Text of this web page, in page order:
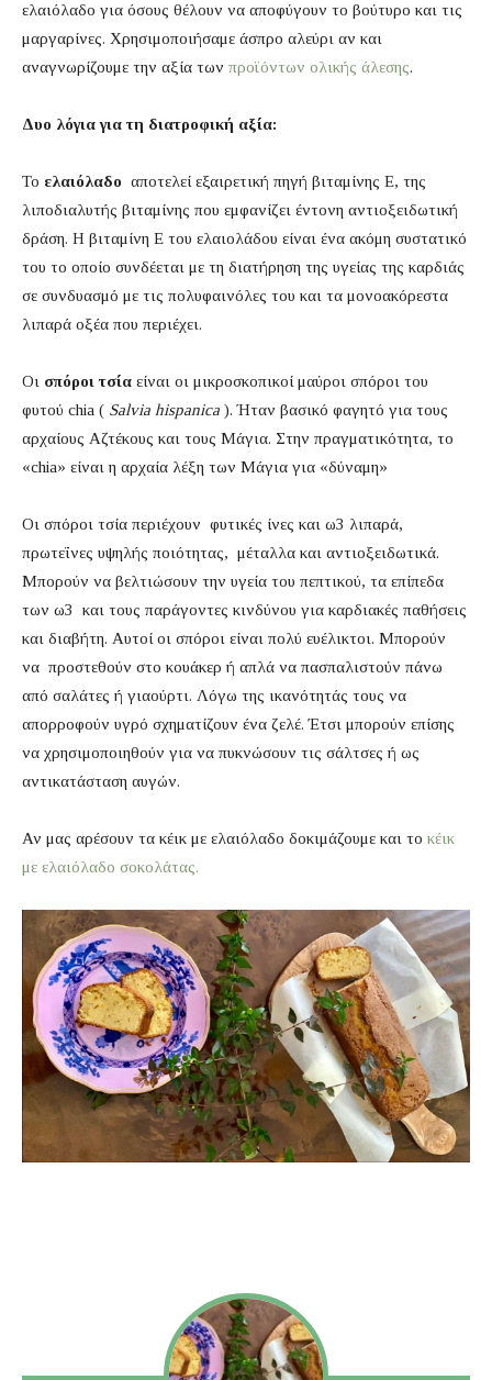
ελαιόλαδο για όσους θέλουν να αποφύγουν το βούτυρο και τις
μαργαρίνες. Χρησιμοποιήσαμε άσπρο αλεύρι αν και
αναγνωρίζουμε την αξία των προϊόντων ολικής άλεσης.
Δυο λόγια για τη διατροφική αξία:
Το ελαιόλαδο αποτελεί εξαιρετική πηγή βιταμίνης Ε, της
λιποδιαλυτής βιταμίνης που εμφανίζει έντονη αντιοξειδωτική
δράση. Η βιταμίνη Ε του ελαιολάδου είναι ένα ακόμη συστατικό
του το οποίο συνδέεται με τη διατήρηση της υγείας της καρδιάς
σε συνδυασμό με τις πολυφαινόλες του και τα μονοακόρεστα
λιπαρά οξέα που περιέχει.
Οι σπόροι τσία είναι οι μικροσκοπικοί μαύροι σπόροι του
φυτού chia ( Salvia hispanica ). Ήταν βασικό φαγητό για τους
αρχαίους Αζτέκους και τους Μάγια. Στην πραγματικότητα, το
«chia» είναι η αρχαία λέξη των Μάγια για «δύναμη»
Οι σπόροι τσία περιέχουν φυτικές ίνες και ω3 λιπαρά,
πρωτεΐνες υψηλής ποιότητας, μέταλλα και αντιοξειδωτικά.
Μπορούν να βελτιώσουν την υγεία του πεπτικού, τα επίπεδα
των ω3 και τους παράγοντες κινδύνου για καρδιακές παθήσεις
και διαβήτη. Αυτοί οι σπόροι είναι πολύ ευέλικτοι. Μπορούν
να προστεθούν στο κουάκερ ή απλά να πασπαλιστούν πάνω
από σαλάτες ή γιαούρτι. Λόγω της ικανότητάς τους να
απορροφούν υγρό σχηματίζουν ένα ζελέ. Έτσι μπορούν επίσης
να χρησιμοποιηθούν για να πυκνώσουν τις σάλτσες ή ως
αντικατάσταση αυγών.
Αν μας αρέσουν τα κέικ με ελαιόλαδο δοκιμάζουμε και το κέικ
με ελαιόλαδο σοκολάτας.